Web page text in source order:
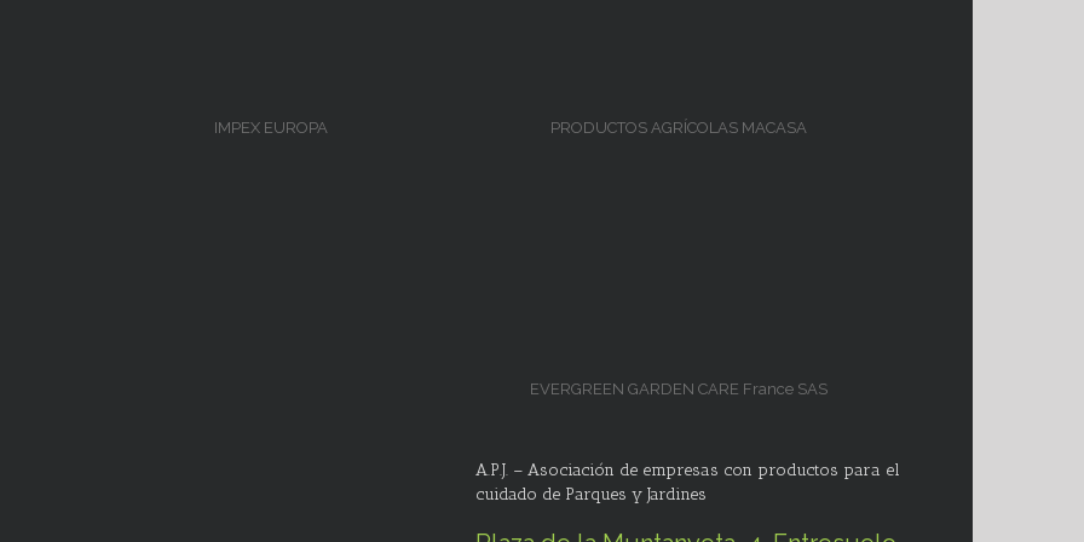
IMPEX EUROPA PRODUCTOS AGRÍCOLAS MACASA
EVERGREEN GARDEN CARE France SAS
A.P.J. – Asociación de empresas con productos para el
cuidado de Parques y Jardines